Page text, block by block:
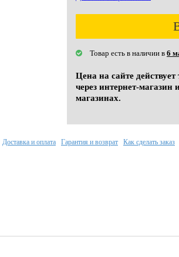
Товар есть в наличии в 6
Цена на сайте
через интернет-
магазинах.
Доставка и оплата Гарантия и возврат Как сделать заказ